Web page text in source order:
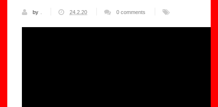
by 24.2.20 0 comments